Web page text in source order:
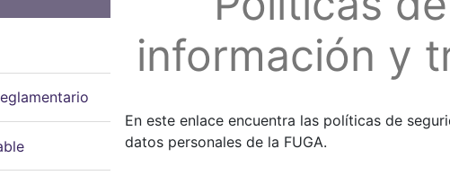
información y
En este enlace encuentra las políticas de
datos personales de la FUGA.